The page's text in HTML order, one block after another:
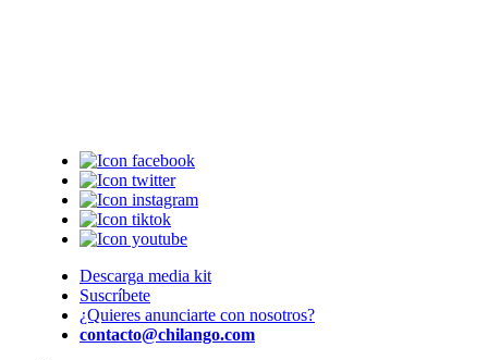
Descarga media kit
Suscríbete
¿Quieres anunciarte con nosotros?
contacto@chilango.com